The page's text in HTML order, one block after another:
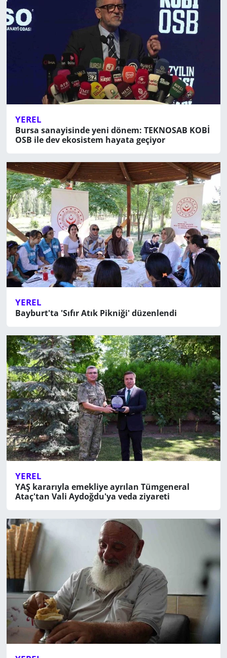
YEREL
Bursa sanayisinde yeni dönem: TEKNOSAB KOBİ
OSB ile dev ekosistem hayata geçiyor
YEREL
Bayburt'ta 'Sıfır Atık Pikniği' düzenlendi
YEREL
YAŞ kararıyla emekliye ayrılan Tümgeneral
Ataç'tan Vali Aydoğdu'ya veda ziyareti